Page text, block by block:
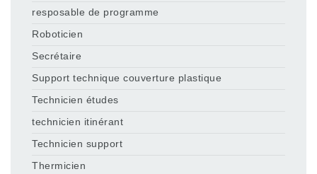
resposable de programme
Roboticien
Secrétaire
Support technique couverture plastique
Technicien études
technicien itinérant
Technicien support
Thermicien